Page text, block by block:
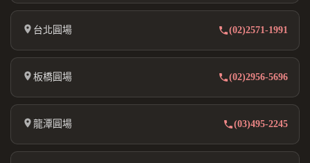
台北圓場 (02)2571-1991
板橋圓場 (02)2956-5696
龍潭圓場 (03)495-2245